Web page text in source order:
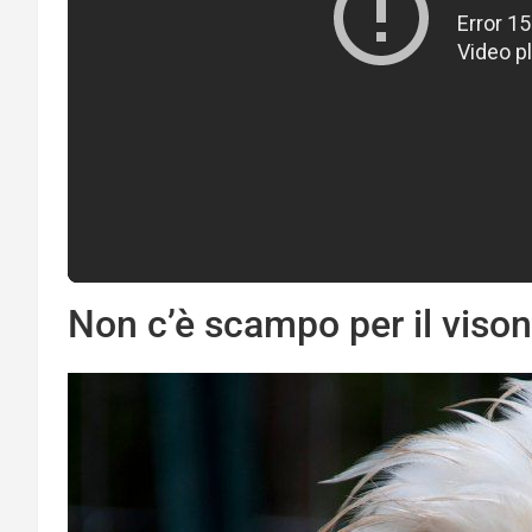
Non c’è scampo per il